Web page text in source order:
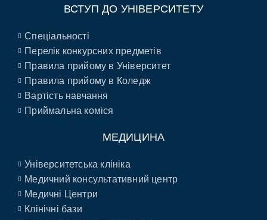
ВСТУП ДО УНІВЕРСИТЕТУ
Спеціальності
Перелік конкурсних предметів
Правила прийому в Університет
Правила прийому в Коледж
Вартість навчання
Приймальна коміся
МЕДИЦИНА
Університетська клініка
Медичний консультативний центр
Медичні Центри
Клінічні бази